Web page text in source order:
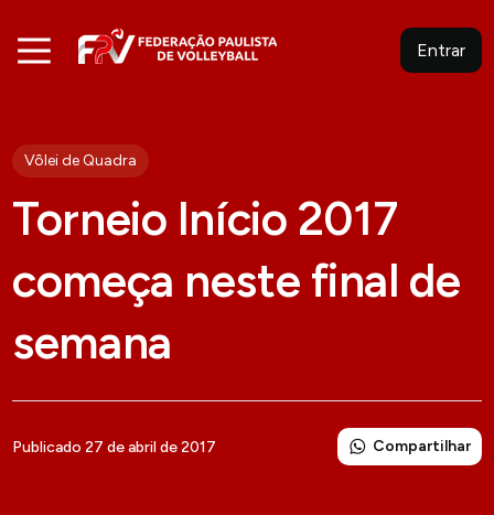
Entrar
Vôlei de Quadra
Torneio Início 2017
começa neste final de
semana
Publicado 27 de abril de 2017 Compartilhar